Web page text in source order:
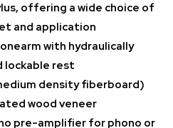
offering a wide choice of
and application
with hydraulically
lockable rest
density fiberboard)
wood veneer
pre-amplifier for phono or